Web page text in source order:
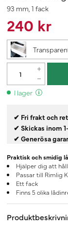
93 mm, 1 fack
240 kr
I lager
✔ Fri frakt och
✔ Skickas inom
✔ Generösa
Praktisk och smidig
Hjälper dig att
Passar till Rimlig
Ett fack
Finns 5 olika